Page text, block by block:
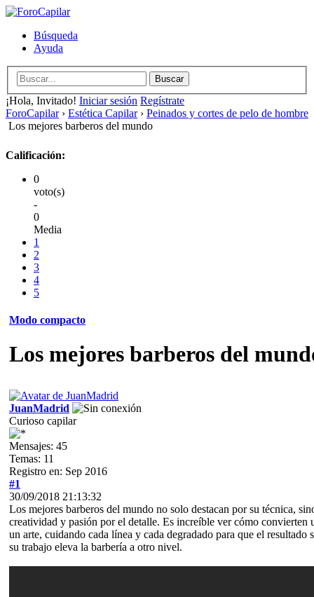
Búsqueda
Ayuda
¡Hola, Invitado! Iniciar sesión Regístrate
ForoCapilar› Estética Capilar› Peinados y cortes de pelo de hombre
Los mejores barberos del mundo
Calificación:
0
voto(s)
-
0
Media
1
2
3
4
5
Modo compacto
Los mejores barberos del
JuanMadrid
Curioso capilar
Mensajes: 45
Temas: 11
Registro en: Sep 2016
#1
30/09/2018 21:13:32
Los mejores barberos del mundo no solo destacan por su técnica,
creatividad y pasión por el detalle. Es increíble ver cómo convierten
un arte, cuidando cada línea y cada degradado para que el resultado
su trabajo eleva la barbería a otro nivel.